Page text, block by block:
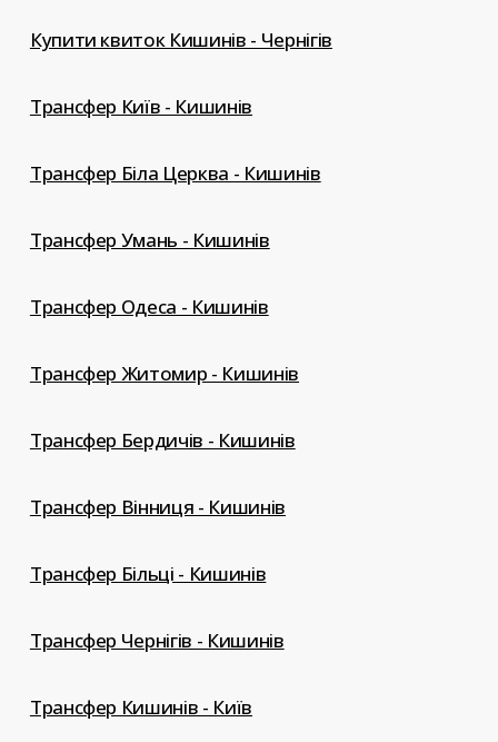
Купити квиток Кишинів - Чернігів
Трансфер Київ - Кишинів
Трансфер Біла Церква - Кишинів
Трансфер Умань - Кишинів
Трансфер Одеса - Кишинів
Трансфер Житомир - Кишинів
Трансфер Бердичів - Кишинів
Трансфер Вінниця - Кишинів
Трансфер Більці - Кишинів
Трансфер Чернігів - Кишинів
Трансфер Кишинів - Київ